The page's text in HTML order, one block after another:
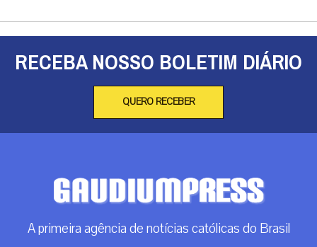
RECEBA NOSSO BOLETIM DIÁRIO
QUERO RECEBER
A primeira agência de notícias católicas do Brasil